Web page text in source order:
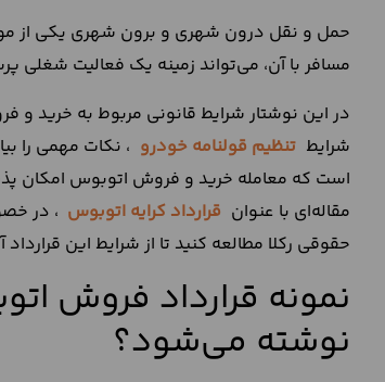
حمل و نقل درون شهری و برون شهری یکی از
مسافر با آن، می‌تواند زمینه یک فعالیت شغلی
در این نوشتار شرایط قانونی مربوط به خرید و
شرایط تنظیم قولنامه خودرو ، نکات مهمی را
است که معامله خرید و فروش اتوبوس امکان
مقاله‌ای با عنوان قرارداد کرایه اتوبوس ، در
حقوقی رکلا مطالعه کنید تا از شرایط این
نمونه قرارداد فروش
نوشته می‌شود؟